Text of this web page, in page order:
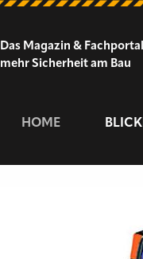
Das Magazin &
mehr Sicherheit am Bau
HOME